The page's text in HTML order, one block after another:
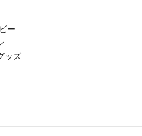
ー
ッズ